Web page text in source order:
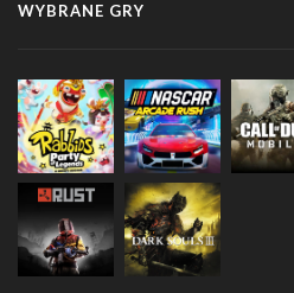
WYBRANE GRY